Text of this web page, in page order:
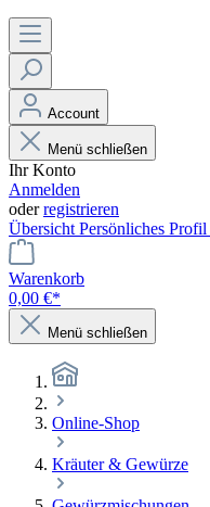
Account
Menü schließen
Ihr Konto
Anmelden
oderregistrieren
Übersicht Persönliches Profil
Warenkorb
0,00 €*
Menü schließen
Online-Shop
Kräuter & Gewürze